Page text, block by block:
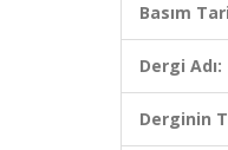
Basım
Dergi Adı:
Derginin